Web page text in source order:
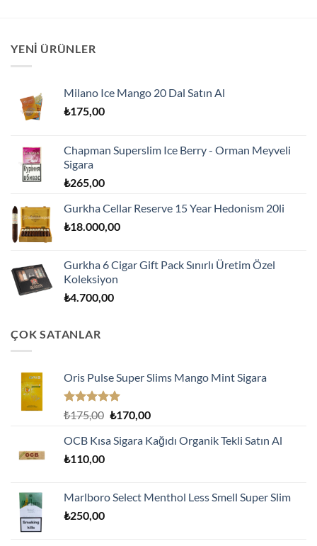
YENI ÜRÜNLER
Milano Ice Mango 20 Dal Satın Al
₺175,00
Chapman Superslim Ice Berry - Orman Meyveli
Sigara
₺265,00
Gurkha Cellar Reserve 15 Year Hedonism 20li
₺18.000,00
Gurkha 6 Cigar Gift Pack Sınırlı Üretim Özel
Koleksiyon
₺4.700,00
ÇOK SATANLAR
Oris Pulse Super Slims Mango Mint Sigara
5 üzerinden
oy
aldı
₺175,00 Orijinal
₺175,00.
₺170,00Şu
fiyat:
OCB Kısa Sigara Kağıdı Organik Tekli Satın Al
₺110,00
Marlboro Select Menthol Less Smell Super Slim
₺250,00